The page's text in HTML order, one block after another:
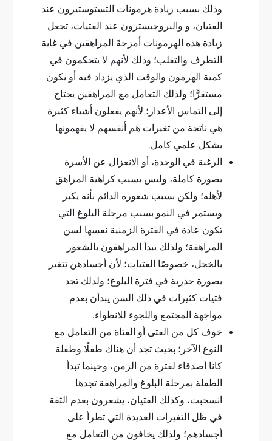
وذلك بسبب زيادة هرمونات التستوستيرون عند
الفتيان، و والبروجيسترون عند الفتيات، تجعل
زيادة هذه الهرمونات أمزجةَ المراهقين في غاية
التطرف والتقلب؛ وذلك لأنهم لا يتحكمون في
كمية الهرمون والوقت الذي يزداد فيه أو يكون
مستقرًّا؛ ولذلك التعامل مع المراهقين يحتاج
إلى التماس الأعذار؛ لأنهم يفعلون أشياء كثيرة
هي ناتجة من تغيرات هم أنفسهم لا يفهمونها
بشكل علمي كامل.
الرغبة في الوحدة، أو الانعزال عن الأسرة
بصورة كاملة، وليس بسبب كراهية المراهق
لأهله؛ ولكن بسبب شعوره الدائم بأنه يكبر
ويستمر في النمو بسبب مرحلة البلوغ التي
تكون عادة في الفترة الزمنية نفسها لسن
المراهقة؛ ولذلك يبدأ المراهقون بالشعور
بالخجل، خصوصًا الفتيات؛ لأن أجسادهن تتغير
بصورة جذرية في فترة البلوغ؛ ولذلك تجد
فتيات كثيرات في ذلك السن يبدأن بعدم
مواجهة المجتمع واللجوء للانطواء.
خوف كل من الفتى أو الفتاة من التعامل مع
النوع الآخر؛ بحيث تجد أن هناك طفلًا وطفلة
كانا أصدقاء لفترة من الزمن، وحينما تبدأ
الطفلة بمرحلة البلوغ والمراهقة تجدها
انسحبت، وكذلك الفتيان، يشعرون بعدم الثقة
في ظل التغيرات العديدة التي تطرأ على
أجسادهم؛ ولذلك يخافون من التعامل مع